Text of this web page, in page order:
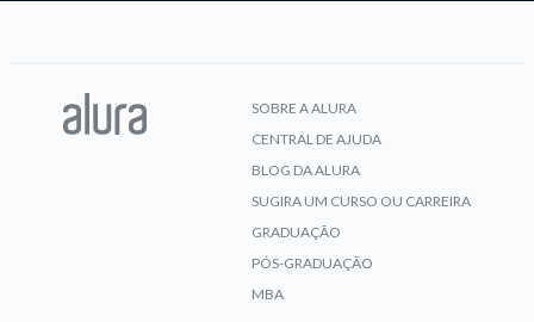
SOBRE A ALURA
CENTRAL DE AJUDA
BLOG DA ALURA
SUGIRA UM CURSO OU CARREIRA
GRADUAÇÃO
PÓS-GRADUAÇÃO
MBA